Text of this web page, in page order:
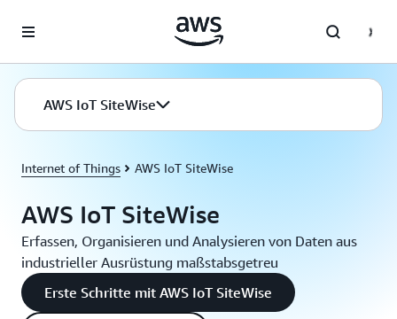
Überspringen zum Hauptinhalt
AWS IoT SiteWise
Internet of Things AWS IoT SiteWise
AWS IoT SiteWise
Erfassen, Organisieren und Analysieren von Daten aus
industrieller Ausrüstung maßstabsgetreu
Erste Schritte mit AWS IoT SiteWise